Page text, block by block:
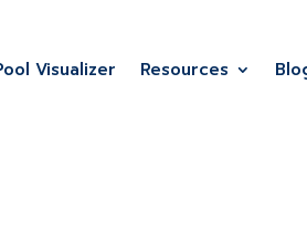
Visualizer Resources